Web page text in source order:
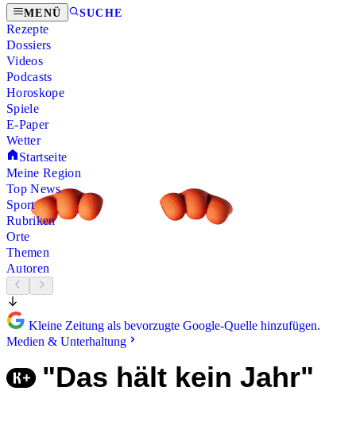
MENÜ SUCHE
Rezepte
Dossiers
Videos
Podcasts
Horoskope
Spiele
E-Paper
Wetter
Startseite
Meine Region
Top News
Sport
Rubriken
Orte
Themen
Autoren
Kleine Zeitung als bevorzugte Google-Quelle hinzufügen.
Medien & Unterhaltung
"Das hält kein Jahr"